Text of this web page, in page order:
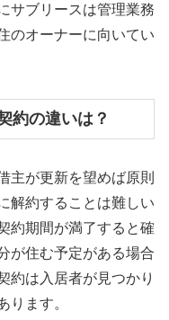
サブリースは管理業務
のオーナーに向いてい
約の違いは？
主が更新を望めば原則
解約することは難しい
約期間が満了すると確
が住む予定がある場合
約は入居者が見つかり
ります。